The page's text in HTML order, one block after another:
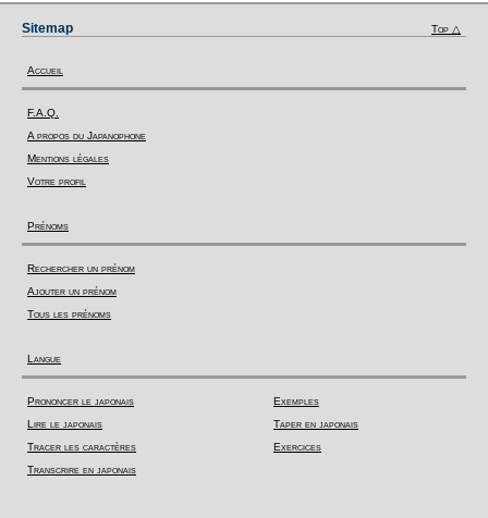
Sitemap Top △
Accueil
F.A.Q.
A propos du Japanophone
Mentions légales
Votre profil
Prénoms
Rechercher un prénom
Ajouter un prénom
Tous les prénoms
Langue
Prononcer le japonais
Lire le japonais
Tracer les caractères
Transcrire en japonais
Exemples
Taper en japonais
Exercices